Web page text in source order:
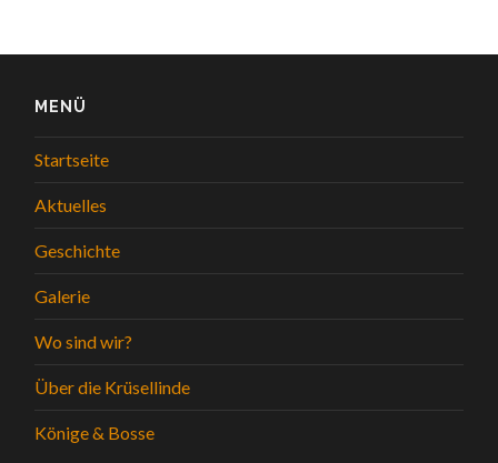
MENÜ
Startseite
Aktuelles
Geschichte
Galerie
Wo sind wir?
Über die Krüsellinde
Könige & Bosse